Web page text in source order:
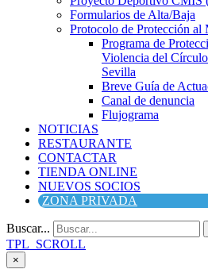
Formularios de Alta/Baja
Protocolo de Protección al
Programa de
Violencia del
Sevilla
Breve Guía de
Canal de denuncia
Flujograma
NOTICIAS
RESTAURANTE
CONTACTAR
TIENDA ONLINE
NUEVOS SOCIOS
ZONA PRIVADA
Buscar...
TPL_SCROLL
×